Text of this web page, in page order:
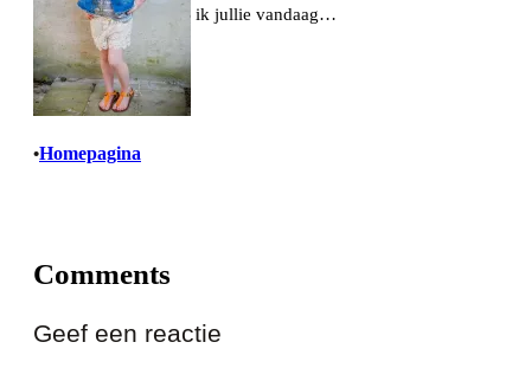
ik jullie vandaag…
•Homepagina
Comments
Geef een reactie